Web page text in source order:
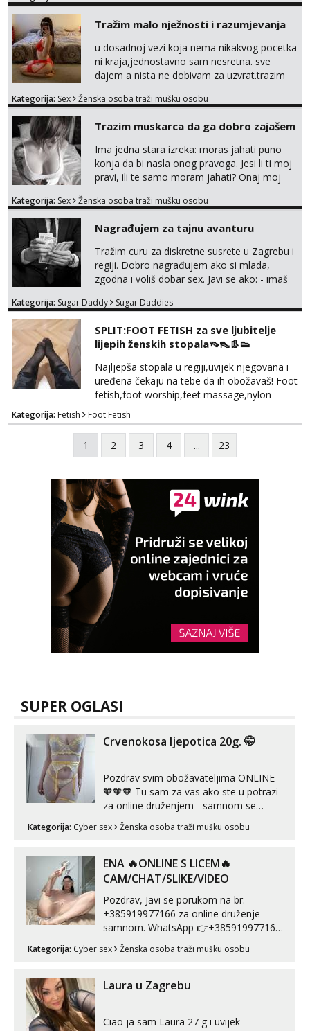
Tražim malo nježnosti i razumjevanja
u dosadnoj vezi koja nema nikakvog pocetka
ni kraja,jednostavno sam nesretna. sve
dajem a nista ne dobivam za uzvrat.trazim
trazim puno samo malo njeznosti i
poljupce po tijelu koji me jako
pale,obozavam kad muskarac preuzme
kontrolu . javi se :) Klikni na link ispod i nadji
me tamo, cekam te!
Kategorija: Sex Ženska osoba traži mušku osobu
Trazim muskarca da ga dobro zajašem
Ima jedna stara izreka: moras jahati puno
konja da bi nasla onog pravoga. Jesi li ti moj
pravi, ili te samo moram jahati? Onaj moj
na sexdater link i javi mi se tamo....
Kategorija: Sex Ženska osoba traži mušku osobu
Nagrađujem za tajnu avanturu
Tražim curu za diskretne susrete u Zagrebu i
regiji. Dobro nagrađujem ako si mlada,
zgodna i voliš dobar sex. Javi se ako: - imaš
kosu - se dobro ljubiš - si fleksibilna s
dostupna radnim danom (vikendi i noći su za
obitelj) - vodiš brigu o zdravlju i koristiš
zaštitu Ne javljajte se: - debele - frajeri i
paro...
Kategorija: Sugar Daddy Sugar Daddies
SPLIT:FOOT FETISH za sve ljubitelje
lijepih ženskih stopala👡👠👢👟
Najljepša stopala u regiji,uvijek njegovana i
uređena čekaju na tebe da ih obožavaš! Foot
fetish,foot worship,feet massage,nylon
fetish,trampling... Ponedjeljak-subota:15-
20.30h. Samo za istinske obožavatelje ovog
fetisha,isključivo POZIV. Sex i sl.ISKLJUČENO!
Kategorija: Fetish Foot Fetish
1 2 3 4 ... 23
SUPER OGLASI
Crvenokosa ljepotica 20g. 🤭
Pozdrav svim obožavateljima ONLINE
🧡🧡🧡 Tu sam za vas ako ste u potrazi
za online druženjem - samnom se
možete zabaviti preko videopoziva, ili
ako vam nisam dovoljna radim i u paru i
😉 Radim i vruća tipkanja uz slike i hot
line pozive. Za vas sam pripremila ...
Kategorija: Cyber sex Ženska osoba traži mušku osobu
ENA 🔥ONLINE S LICEM🔥
CAM/CHAT/SLIKE/VIDEO
Pozdrav, Javi se porukom na br.
+385919977166 za online druženje
samnom. WhatsApp 👉+385919977166
Telegram 👉@enafriedrichkis Radim
videopozive s licem, solo i s partnerom,
kombinacije halteri, haljine, štikle,
samostojeće itd. Nudim svakakva videa
Kategorija: Cyber sex Ženska osoba traži mušku osobu
Laura u Zagrebu
Ciao ja sam Laura 27 g i uvijek